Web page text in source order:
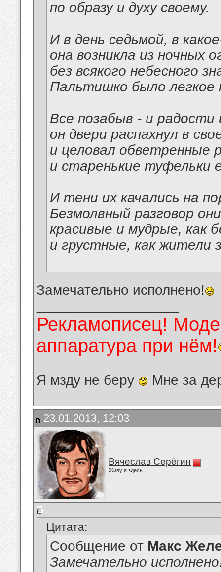
по образу и духу своему.
И в день седьмой, в
она возникла из ночных
без всякого небесного
Пальтишко было легкое
Все позабыв - и радости
он двери распахнул в
и целовал обветренные
и старенькие туфельки
И тени их качались на
Безмолвный разговор
красивые и мудрые, как
и грустные, как жители
Замечательно исполнено!
Рекламописец!
аппаратура при нём!
Я мзду не беру Мне за
23.01.2013, 12:03
Вячеслав Серёгин
Живу я здесь
Цитата:
Сообщение от Макс
Замечательно